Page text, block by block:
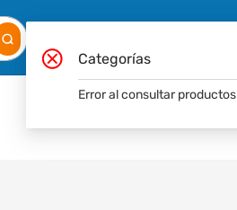
Categorías
Error al consultar productos